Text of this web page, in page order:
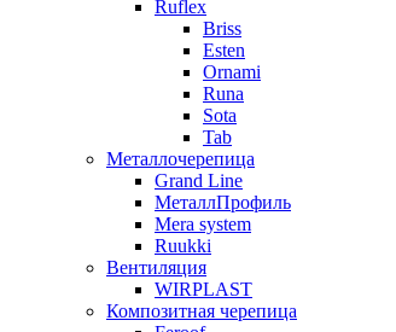
Ruflex
Briss
Esten
Ornami
Runa
Sota
Tab
Металлочерепица
Grand Line
МеталлПрофиль
Mera system
Ruukki
Вентиляция
WIRPLAST
Композитная черепица